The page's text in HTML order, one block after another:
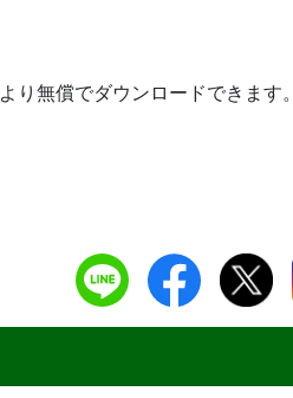
より無償でダウンロードできます。